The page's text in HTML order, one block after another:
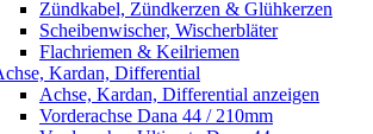
Zündkabel, Zündkerzen & Glühkerzen
Scheibenwischer, Wischerbläter
Flachriemen & Keilriemen
Kardan, Differential
Achse, Kardan, Differential anzeigen
Vorderachse Dana 44 / 210mm